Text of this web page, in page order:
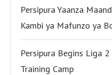
Persipura Yaanza
Kambi ya Mafunzo ya
Persipura Begins Liga
Training Camp